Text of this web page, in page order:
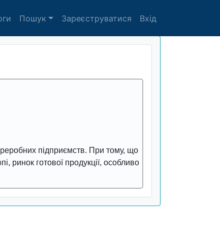
Пошук Зареєструватися Вхід
підприємств. При тому, що
ринок готової продукції, особливо